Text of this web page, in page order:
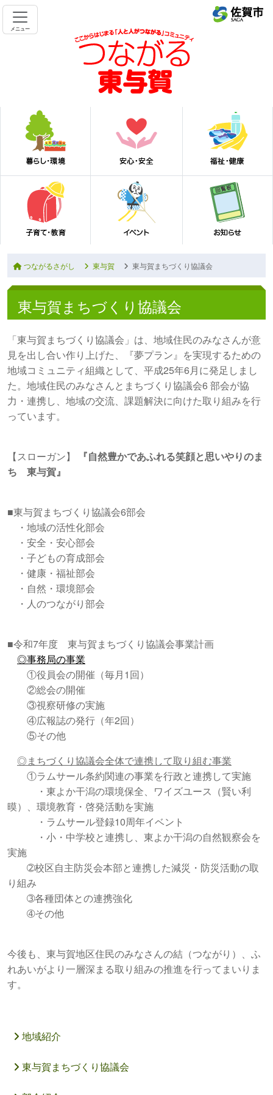
メニュー
つながるさがし 東与賀 東与賀まちづくり協議会
東与賀まちづくり協議会
「東与賀まちづくり協議会」は、地域住民のみなさんが意
見を出し合い作り上げた、『夢プラン』を実現するための
地域コミュニティ組織として、平成25年6月に発足しまし
た。地域住民のみなさんとまちづくり協議会6 部会が協
力・連携し、地域の交流、課題解決に向けた取り組みを行
っています。
【スローガン】
『自然豊かであふれる笑顔と思いやりのま
ち 東与賀』
■東与賀まちづくり協議会6部会
・地域の活性化部会
・安全・安心部会
・子どもの育成部会
・健康・福祉部会
・自然・環境部会
・人のつながり部会
■令和7年度 東与賀まちづくり協議会事業計画
◎事務局の事業
①役員会の開催（毎月1回）
②総会の開催
③視察研修の実施
④広報誌の発行（年2回）
⑤その他
◎まちづくり協議会全体で連携して取り組む事業
①ラムサール条約関連の事業を行政と連携して実施
・東よか干潟の環境保全、ワイズユース（賢い利
暯）、環境教育・啓発活動を実施
・ラムサール登録10周年イベント
・小・中学校と連携し、東よか干潟の自然観察会を
実施
➁校区自主防災会本部と連携した減災・防災活動の取
り組み
➂各種団体との連携強化
➃その他
今後も、東与賀地区住民のみなさんの結（つながり）、ふ
れあいがより一層深まる取り組みの推進を行ってまいりま
す。
地域紹介
東与賀まちづくり協議会